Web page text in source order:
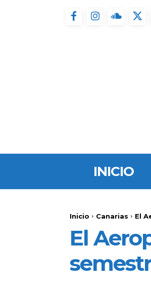
INICIO
Inicio Canarias El
El